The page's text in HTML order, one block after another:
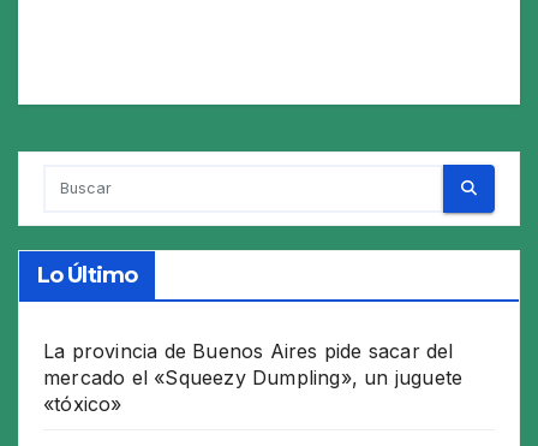
Lo Último
La provincia de Buenos Aires pide sacar del
mercado el «Squeezy Dumpling», un juguete
«tóxico»